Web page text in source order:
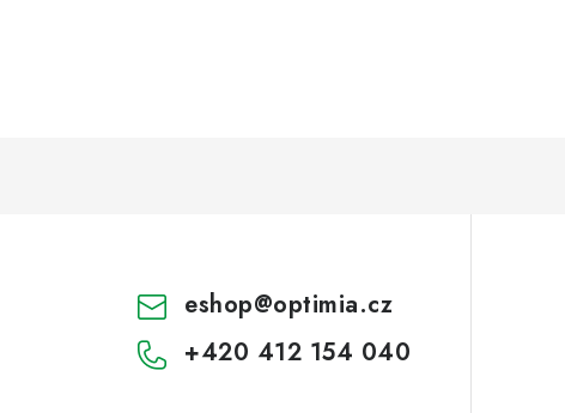
eshop@optimia.cz
+420 412 154 040